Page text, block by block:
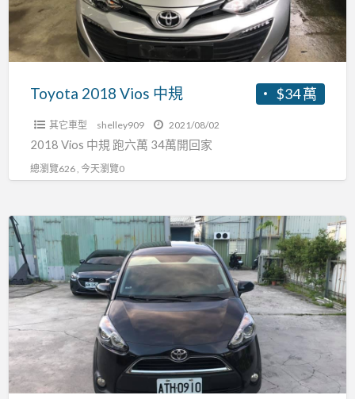
$34 萬
Toyota 2018 Vios 中規
其它車型 shelley909 2021/08/02
2018 Vios 中規 跑六萬 34萬開回家
總瀏覽626 , 今天瀏覽0
Toyota
2017
sienta